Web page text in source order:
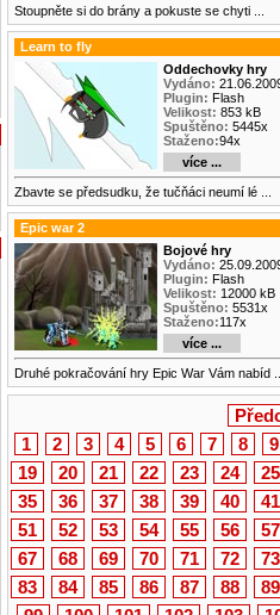
Stoupněte si do brány a pokuste se chyti ...
Learn to fly
Oddechovky hry
Vydáno:
Plugin: Flash
Velikost: 853 kB
Spuštěno: 5445x
Staženo:94x
více ...
Zbavte se předsudku, že tučňáci neumí lé ...
Epic war 2
Bojové hry
Vydáno:
Plugin: Flash
Velikost: 12000 kB
Spuštěno: 5531x
Staženo:117x
více ...
Druhé pokračování hry Epic War Vám nabíd
1
2 3 4 5 6 7 8
9
19
20 21 22 23 24
25
35
36 37 38 39 40
41
51
52 53 54 55 56
57
67
68 69 70 71 72
73
83
84 85 86 87 88
89